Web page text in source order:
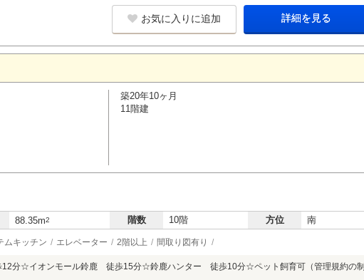
お気に入りに追加 詳細を見る
築20年10ヶ月
11階建
88.35m2 階数 10階 方位 南
ムキッチン エレベーター 2階以上 間取り図有り
分☆イオンモール鈴鹿 徒歩15分☆鈴鹿ハンター 徒歩10分☆ペット飼育可（管理規約の制